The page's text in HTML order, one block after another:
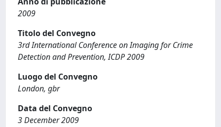
2009
Titolo del Convegno
3rd International Conference on Imaging for Crime
Detection and Prevention, ICDP 2009
Luogo del Convegno
London, gbr
Data del Convegno
3 December 2009